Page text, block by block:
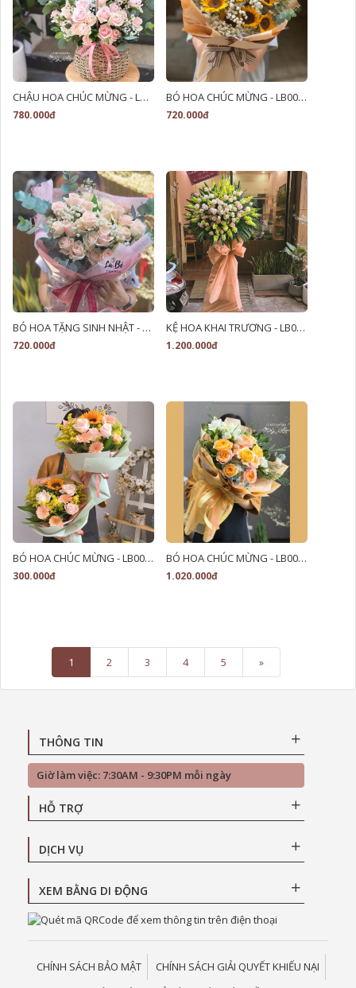
CHẬU HOA CHÚC MỪNG - LB00034
780.000đ
BÓ HOA CHÚC MỪNG - LB00120
720.000đ
BÓ HOA TẶNG SINH NHẬT - LB00135
720.000đ
KỆ HOA KHAI TRƯƠNG - LB00103
1.200.000đ
BÓ HOA CHÚC MỪNG - LB00011
300.000đ
BÓ HOA CHÚC MỪNG - LB00012
1.020.000đ
1 2 3 4 5 »
THÔNG TIN
Giờ làm việc: 7:30AM - 9:30PM mỗi ngày
HỖ TRỢ
DỊCH VỤ
XEM BẰNG DI ĐỘNG
CHÍNH SÁCH BẢO MẬT
CHÍNH SÁCH GIẢI QUYẾT KHIẾU NẠI